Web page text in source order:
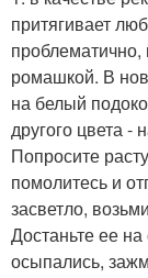
притягивает
проблематично,
ромашкой. В
на белый
другого цвета -
Попросите
помолитесь и
засветло,
Достаньте ее
осыпались,